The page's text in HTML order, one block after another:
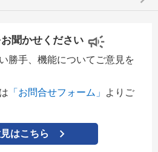
聞かせください
勝手、機能についてご意見を
「お問合せフォーム」
よりご
はこちら